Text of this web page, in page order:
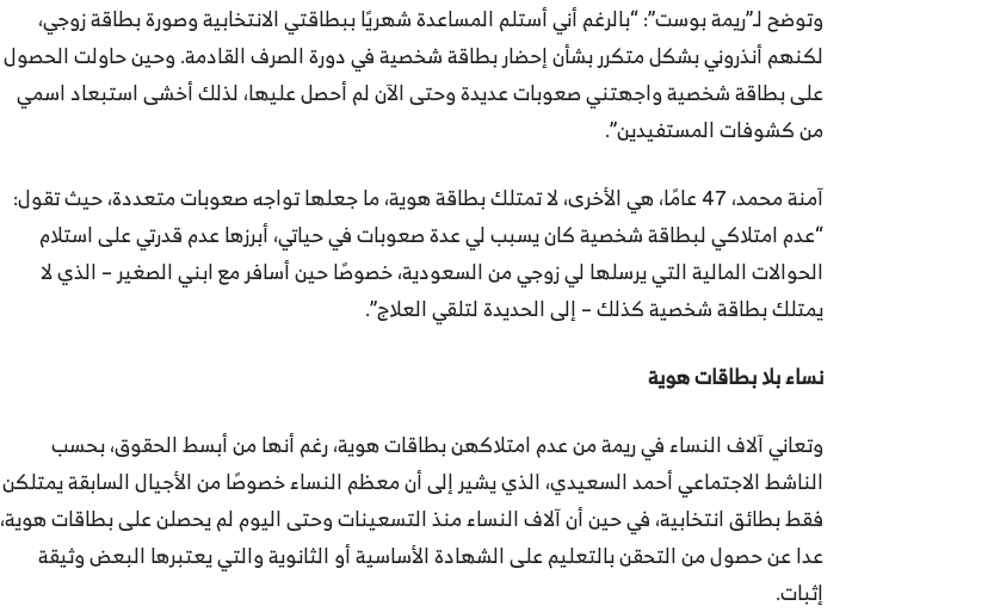
وتوضح لـ”ريمة بوست”: “بالرغم أني أستلم المساعدة شهريًا ببطاقتي الانتخابية وصورة بطاقة زوجي،
لكنهم أنذروني بشكل متكرر بشأن إحضار بطاقة شخصية في دورة الصرف القادمة. وحين حاولت الحصول
على بطاقة شخصية واجهتني صعوبات عديدة وحتى الآن لم أحصل عليها، لذلك أخشى استبعاد اسمي
من كشوفات المستفيدين”.
آمنة محمد، 47 عامًا، هي الأخرى، لا تمتلك بطاقة هوية، ما جعلها تواجه صعوبات متعددة، حيث تقول:
“عدم امتلاكي لبطاقة شخصية كان يسبب لي عدة صعوبات في حياتي، أبرزها عدم قدرتي على استلام
الحوالات المالية التي يرسلها لي زوجي من السعودية، خصوصًا حين أسافر مع ابني الصغير – الذي لا
يمتلك بطاقة شخصية كذلك – إلى الحديدة لتلقي العلاج”.
نساء بلا بطاقات هوية
وتعاني آلاف النساء في ريمة من عدم امتلاكهن بطاقات هوية، رغم أنها من أبسط الحقوق، بحسب
الناشط الاجتماعي أحمد السعيدي، الذي يشير إلى أن معظم النساء خصوصًا من الأجيال السابقة يمتلكن
فقط بطائق انتخابية، في حين أن آلاف النساء منذ التسعينات وحتى اليوم لم يحصلن على بطاقات هوية،
عدا عن حصول من التحقن بالتعليم على الشهادة الأساسية أو الثانوية والتي يعتبرها البعض وثيقة
إثبات.